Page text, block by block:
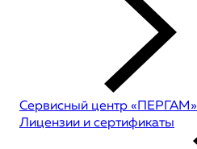
Сервисный центр «ПЕРГАМ»
Лицензии и сертификаты